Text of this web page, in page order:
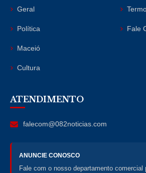
Geral
Política
Maceió
Cultura
Fale
ATENDIMENTO
falecom@082noticias.com
ANUNCIE CONOSCO
Fale com o nosso departamento comercial